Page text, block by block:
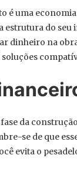
é uma
do seu
dinheiro na
da
se de que
evita o